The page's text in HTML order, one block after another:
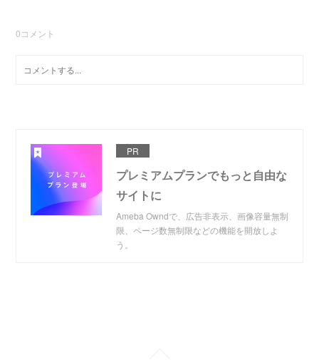
0コメント
PR
プレミアムプランでもっと自由な
サイトに
Ameba Owndで、広告非表示、画像容量無制
限、ページ数無制限などの機能を開放しよ
う。